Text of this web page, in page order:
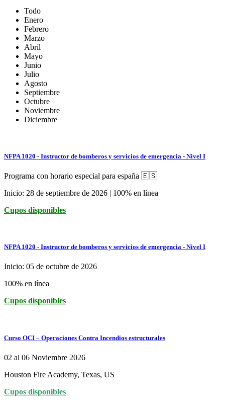
Todo
Enero
Febrero
Marzo
Abril
Mayo
Junio
Julio
Agosto
Septiembre
Octubre
Noviembre
Diciembre
NFPA 1020 - Instructor de bomberos y servicios de emergencia - Nivel I
Programa con horario especial para españa 🇪🇸
Inicio: 28 de septiembre de 2026 | 100% en línea
Cupos disponibles
NFPA 1020 - Instructor de bomberos y servicios de emergencia - Nivel I
Inicio: 05 de octubre de 2026
100% en línea
Cupos disponibles
Curso OCI – Operaciones Contra Incendios estructurales
02 al 06 Noviembre 2026
Houston Fire Academy, Texas, US
Cupos disponibles